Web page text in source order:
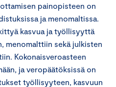
painopisteen on
ja menomaltissa.
kasvua ja työllisyyttä
menomalttiin sekä julkisten
Kokonaisveroasteen
ja veropäätöksissä on
työllisyyteen, kasvuun